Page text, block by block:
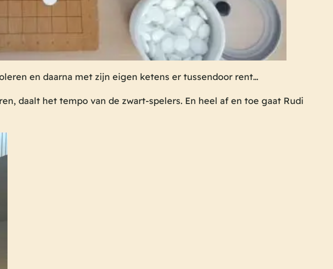
en daarna met zijn eigen ketens er tussendoor rent…
daalt het tempo van de zwart-spelers. En heel af en toe gaat Rudi